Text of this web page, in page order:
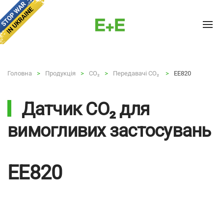
Skip to main content
Головна Продукція CO₂ Передавачі CO₂ EE820
Датчик CO₂ для
вимогливих застосувань
EE820